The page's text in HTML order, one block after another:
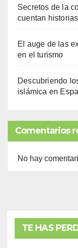
Secretos de la
cuentan historias
El auge de las
en el turismo
Descubriendo
islámica en
Comentarios
No hay
TE HAS